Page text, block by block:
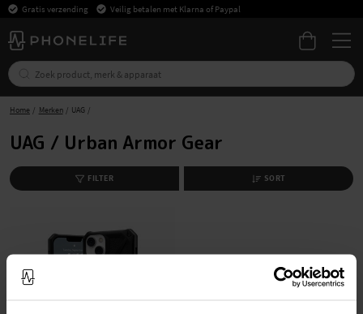
Gratis verzending Veilig betalen met Klarna of Paypal
Home Merken UAG
UAG / Urban Armor Gear
FILTER SORT